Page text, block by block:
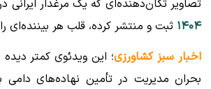
تصاویر تکان‌دهنده‌ای که یک مرغدار ایرانی
۱۴۰۴ ثبت و منتشر کرده، قلب هر بیننده‌ای
اخبار سبز کشاورزی؛ این ویدئوی کمتر دیده
بحران مدیریت در تأمین نهاده‌های دامی